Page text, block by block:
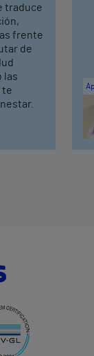
traduce
frente
de
las
te